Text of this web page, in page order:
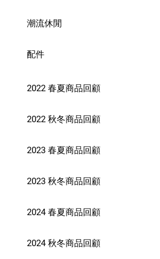
潮流休閒
配件
2022 春夏商品回顧
2022 秋冬商品回顧
2023 春夏商品回顧
2023 秋冬商品回顧
2024 春夏商品回顧
2024 秋冬商品回顧